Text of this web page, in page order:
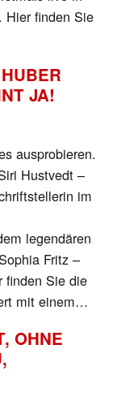
Hier finden Sie
JA!
ausprobieren.
Hustvedt –
im
legendären
Fritz –
finden Sie die
mit einem…
OHNE